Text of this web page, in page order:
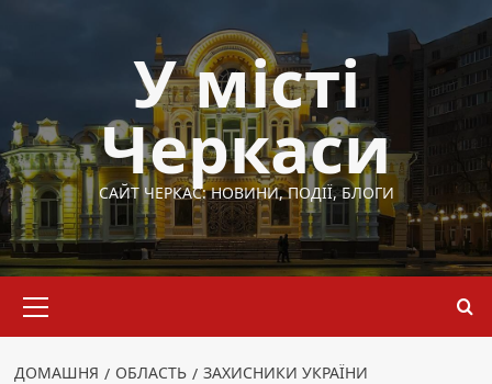
У місті
Черкаси
САЙТ ЧЕРКАС: НОВИНИ, ПОДІЇ, БЛОГИ
меню
ДОМАШНЯ ОБЛАСТЬ
ЗАХИСНИКИ УКРАЇНИ